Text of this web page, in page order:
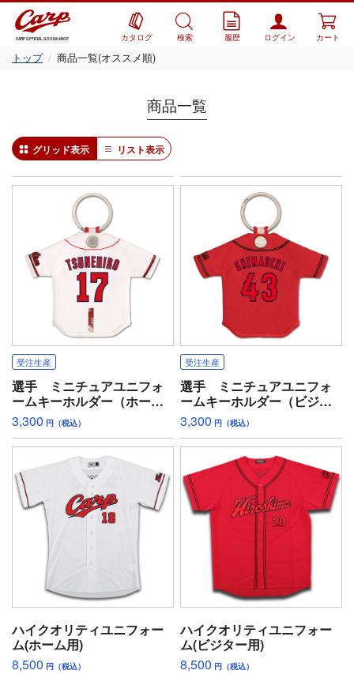
CARP OFFICIAL GOODS SHOP カタログ 検索 履歴 ログイン カート
トップ 商品一覧(オススメ順)
商品一覧
グリッド表示 リスト表示
受注生産
選手 ミニチュアユニフォ
ームキーホルダー（ホー
ム）
3,300 円（税込）
受注生産
選手 ミニチュアユニフォ
ームキーホルダー（ビジタ
ー）
3,300 円（税込）
ハイクオリティユニフォー
ム(ホーム用)
8,500 円（税込）
ハイクオリティユニフォー
ム(ビジター用)
8,500 円（税込）